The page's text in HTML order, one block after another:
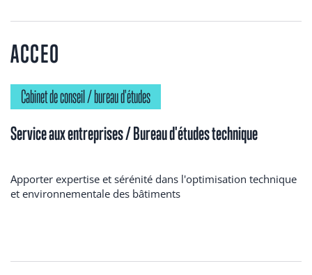
ACCEO
Cabinet de conseil / bureau d'études
Service aux entreprises / Bureau d'études technique
Apporter expertise et sérénité dans l'optimisation technique
et environnementale des bâtiments